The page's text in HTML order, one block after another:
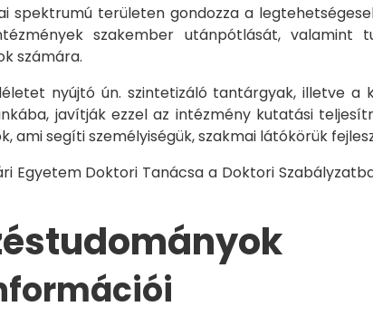
spektrumú területen gondozza a
szakember utánpótlását, valamint
számára.
nyújtó ún. szintetizáló tantárgyak, illetve a
javítják ezzel az intézmény kutatási
ami segíti személyiségük, szakmai látókörük
Egyetem Doktori Tanácsa a Doktori